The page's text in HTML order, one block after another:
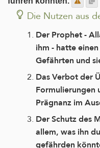
Die Nutzen aus
Der Prophet -
ihm - hatte
Gefährten und
Das Verbot der
Formulierungen
Prägnanz im
Der Schutz des
allem, was ihn
gefährden